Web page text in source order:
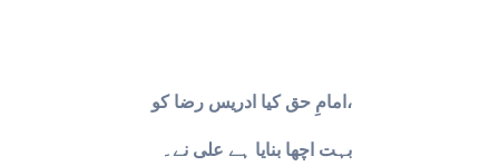
امامِ حق کیا ادریس رضا کو،
بہت اچھا بنایا ہے علی نے۔